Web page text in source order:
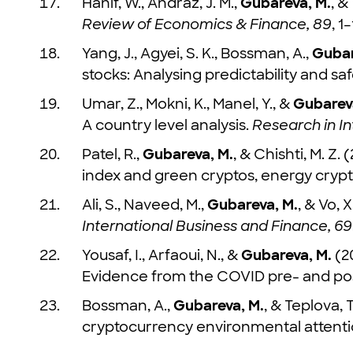
Review of Economics & Finance, 89,
Yang, J., Agyei, S. K., Bossman, A.,
stocks: Analysing predictability and
Umar, Z., Mokni, K., Manel, Y., &
A country level analysis. Research in
Patel, R.,Gubareva, M., & Chishti, M.
index and green cryptos, energy
Ali, S., Naveed, M.,Gubareva, M., & Vo,
International Business and Finance, 69
Yousaf, I., Arfaoui, N., &Gubareva, M.
Evidence from the COVID pre- and
Bossman, A.,Gubareva, M., &
cryptocurrency environmental